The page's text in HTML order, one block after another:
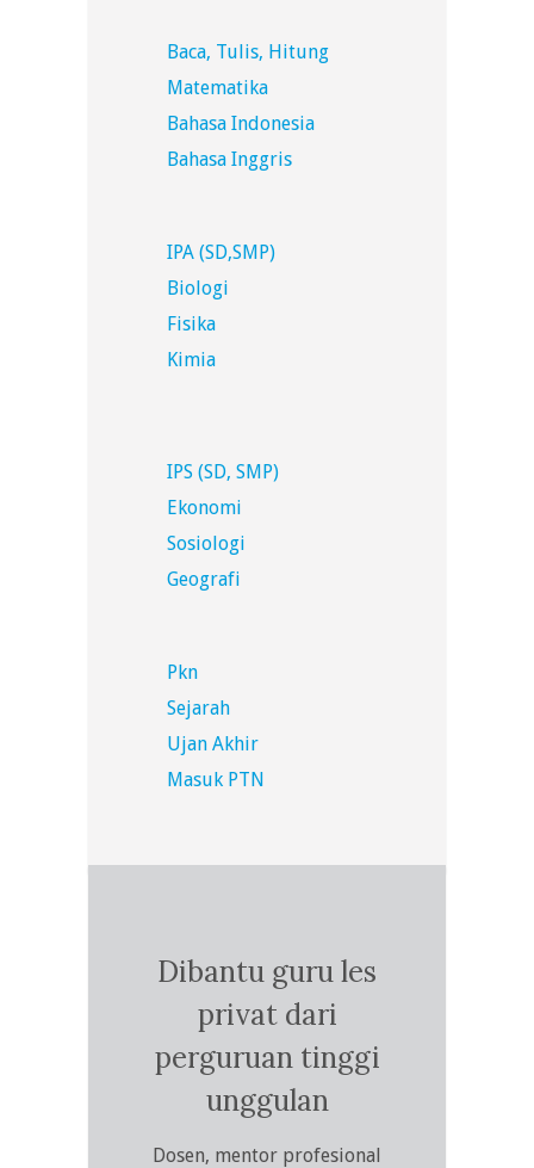
Baca, Tulis, Hitung
Matematika
Bahasa Indonesia
Bahasa Inggris
IPA (SD,SMP)
Biologi
Fisika
Kimia
IPS (SD, SMP)
Ekonomi
Sosiologi
Geografi
Pkn
Sejarah
Ujan Akhir
Masuk PTN
Dibantu guru les
privat dari
perguruan tinggi
unggulan
Dosen, mentor profesional